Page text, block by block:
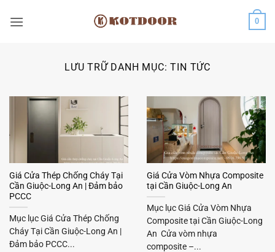
qua
0
LƯU TRỮ DANH MỤC:TIN TỨC
Giá Cửa Thép Chống Cháy Tại
Cần Giuộc-Long An | Đảm bảo
PCCC
Mục lục Giá Cửa Thép Chống
Cháy Tại Cần Giuộc-Long An |
Đảm bảo PCCC...
Giá Cửa Vòm Nhựa Composite
tại Cần Giuộc-Long An
Mục lục Giá Cửa Vòm Nhựa
Composite tại Cần Giuộc-Long
An Cửa vòm nhựa
composite –...